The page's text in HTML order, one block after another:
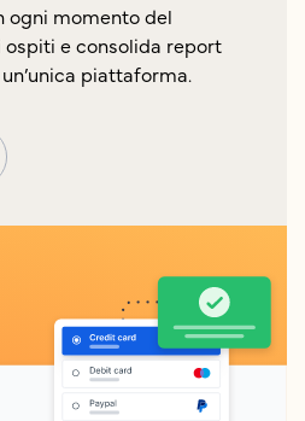
ogni momento del
e consolida report
piattaforma.